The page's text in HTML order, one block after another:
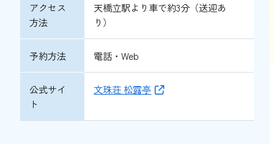
アクセス
方法
天橋立駅より車で約3分（送迎あ
り）
予約方法 電話・Web
公式サイ
ト
文珠荘 松露亭